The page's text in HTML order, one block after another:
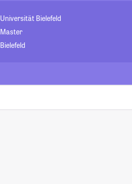
Universität Bielefeld
Master
Bielefeld